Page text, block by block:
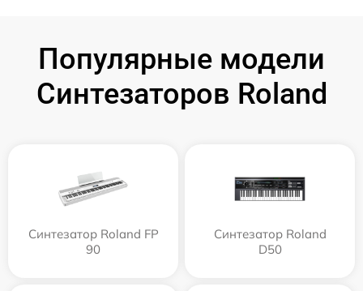
Популярные модели
Синтезаторов Roland
Синтезатор Roland FP
90
Синтезатор Roland
D50